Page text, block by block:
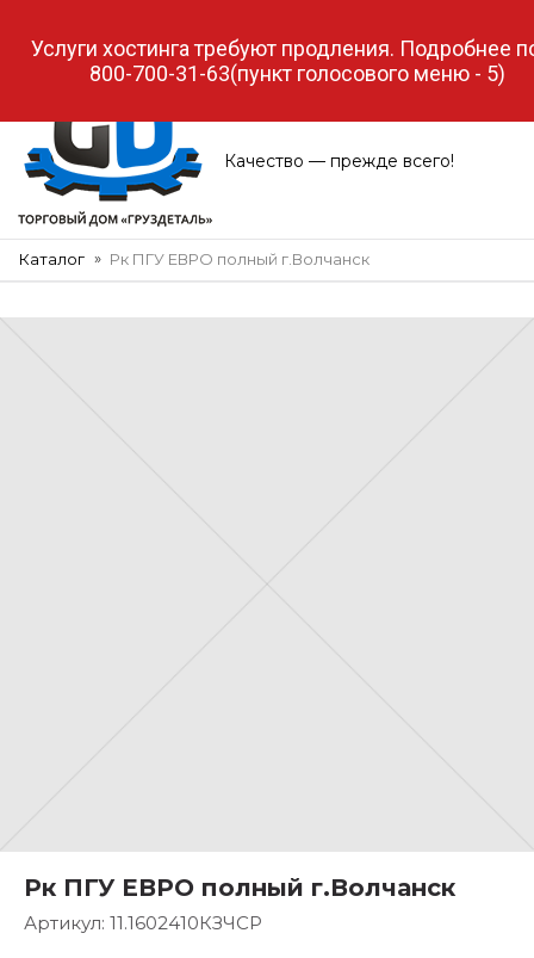
Качество — прежде всего!
Каталог Рк ПГУ ЕВРО полный г.Волчанск
Рк ПГУ ЕВРО полный г.Волчанск
Артикул: 11.1602410КЗЧСР